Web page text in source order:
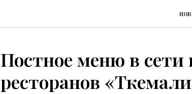
Постное меню в сети
ресторанов